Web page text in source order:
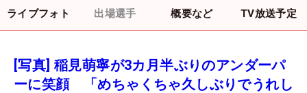
ライブフォト 出場選手 概要など TV放送予定
[写真] 稲見萌寧が3カ月半ぶりのアンダーパ
ーに笑顔 「めちゃくちゃ久しぶりでうれし